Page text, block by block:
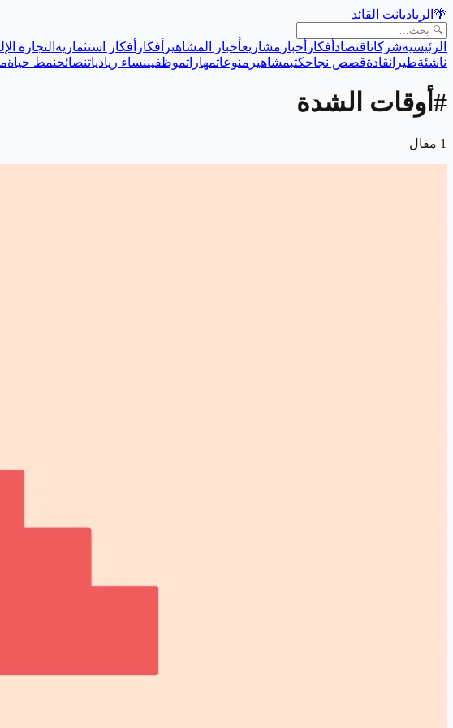
🌴 الرياديانت القائد
الرئيسيةشركاتاقتصاد أفكار أخبار مشاريعأخبار المشاهير أفكار أفكار استثمارية التجارة
ناشئةطيرانقادةقصص نجاحكتبمشاهير منوعاتمهاراتموظفيننساء ريادياتنصائحنمط حياة
# أوقات الشدة
1 مقال